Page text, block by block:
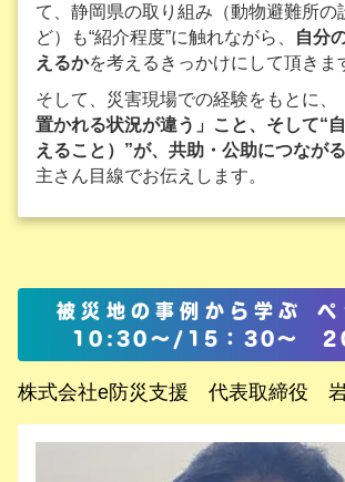
て、静岡県の取り組み（動物避難所の
ど）も“紹介程度”に触れながら、
自分
えるかを考えるきっかけにして頂きま
そして、災害現場での経験をもとに、
置かれる状況が違う」
こと、そして“
えること）”が、共助・公助につながる
主さん目線でお伝えします。
被災地の事例から学ぶ ペ
10:30～/15：30～
株式会社e防災支援 代表取締役